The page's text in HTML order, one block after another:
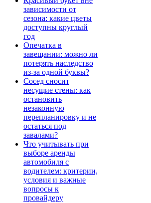
зависимости от
сезона: какие цветы
доступны круглый
год
Опечатка в
завещании: можно ли
потерять наследство
из-за одной буквы?
Сосед сносит
несущие стены: как
остановить
незаконную
перепланировку и не
остаться под
завалами?
Что учитывать при
выборе аренды
автомобиля с
водителем: критерии,
условия и важные
вопросы к
провайдеру